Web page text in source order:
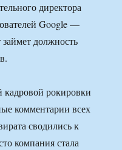
директора
Google —
должность
рокировки
комментарии всех
сводились к
компания стала